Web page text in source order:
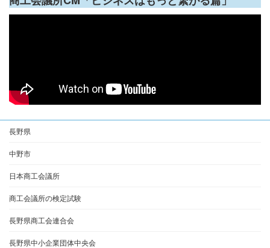
長野県
中野市
日本商工会議所
商工会議所の検定試験
長野県商工会連合会
長野県中小企業団体中央会